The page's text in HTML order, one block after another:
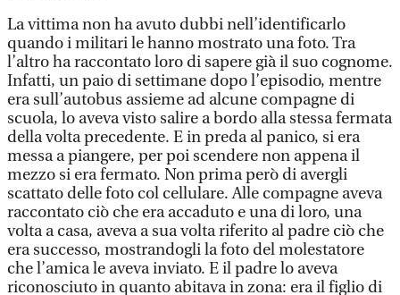
La vittima non ha avuto dubbi nell’identificarlo
quando i militari le hanno mostrato una foto. Tra
l’altro ha raccontato loro di sapere già il suo cognome.
Infatti, un paio di settimane dopo l’episodio, mentre
era sull’autobus assieme ad alcune compagne di
scuola, lo aveva visto salire a bordo alla stessa fermata
della volta precedente. E in preda al panico, si era
messa a piangere, per poi scendere non appena il
mezzo si era fermato. Non prima però di avergli
scattato delle foto col cellulare. Alle compagne aveva
raccontato ciò che era accaduto e una di loro, una
volta a casa, aveva a sua volta riferito al padre ciò che
era successo, mostrandogli la foto del molestatore
che l’amica le aveva inviato. E il padre lo aveva
riconosciuto in quanto abitava in zona: era il figlio di